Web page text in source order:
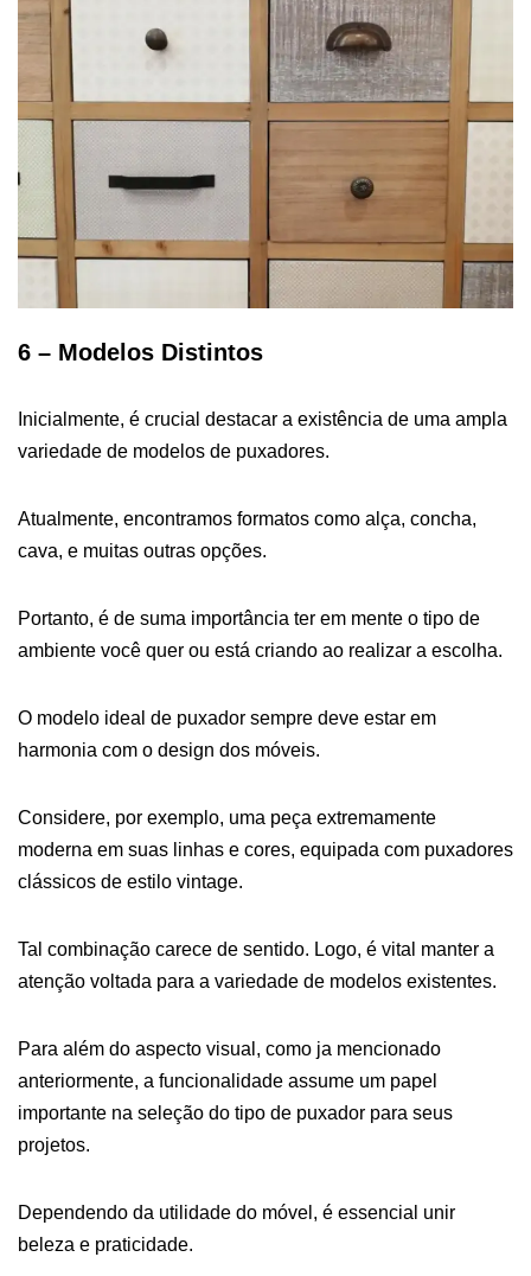
6 – Modelos Distintos
Inicialmente, é crucial destacar a existência de uma ampla
variedade de modelos de puxadores.
Atualmente, encontramos formatos como alça, concha,
cava, e muitas outras opções.
Portanto, é de suma importância ter em mente o tipo de
ambiente você quer ou está criando ao realizar a escolha.
O modelo ideal de puxador sempre deve estar em
harmonia com o design dos móveis.
Considere, por exemplo, uma peça extremamente
moderna em suas linhas e cores, equipada com puxadores
clássicos de estilo vintage.
Tal combinação carece de sentido. Logo, é vital manter a
atenção voltada para a variedade de modelos existentes.
Para além do aspecto visual, como ja mencionado
anteriormente, a funcionalidade assume um papel
importante na seleção do tipo de puxador para seus
projetos.
Dependendo da utilidade do móvel, é essencial unir
beleza e praticidade.